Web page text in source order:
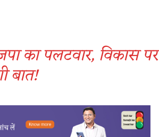
का पलटवार, विकास पर
बात!